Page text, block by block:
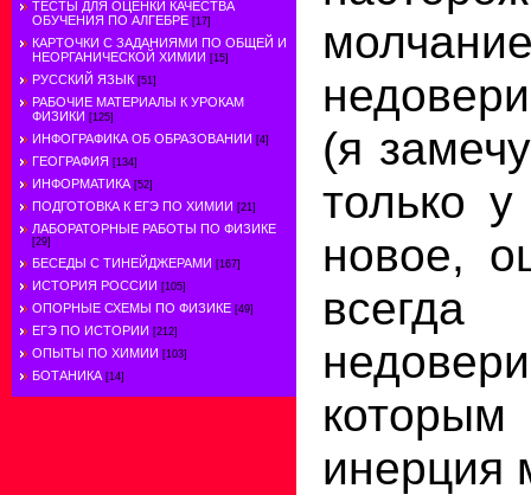
ТЕСТЫ ДЛЯ ОЦЕНКИ КАЧЕСТВА
ОБУЧЕНИЯ ПО АЛГЕБРЕ [17]
КАРТОЧКИ С ЗАДАНИЯМИ ПО ОБЩЕЙ И
НЕОРГАНИЧЕСКОЙ ХИМИИ [15]
РУССКИЙ ЯЗЫК [51]
РАБОЧИЕ МАТЕРИАЛЫ К УРОКАМ
ФИЗИКИ [125]
ИНФОГРАФИКА ОБ ОБРАЗОВАНИИ [4]
ГЕОГРАФИЯ [134]
ИНФОРМАТИКА [52]
ПОДГОТОВКА К ЕГЭ ПО ХИМИИ [21]
ЛАБОРАТОРНЫЕ РАБОТЫ ПО ФИЗИКЕ
[29]
БЕСЕДЫ С ТИНЕЙДЖЕРАМИ [167]
ИСТОРИЯ РОССИИ [105]
ОПОРНЫЕ СХЕМЫ ПО ФИЗИКЕ [49]
ЕГЭ ПО ИСТОРИИ [212]
ОПЫТЫ ПО ХИМИИ [103]
БОТАНИКА [14]
(я
только у
новое,
инерция